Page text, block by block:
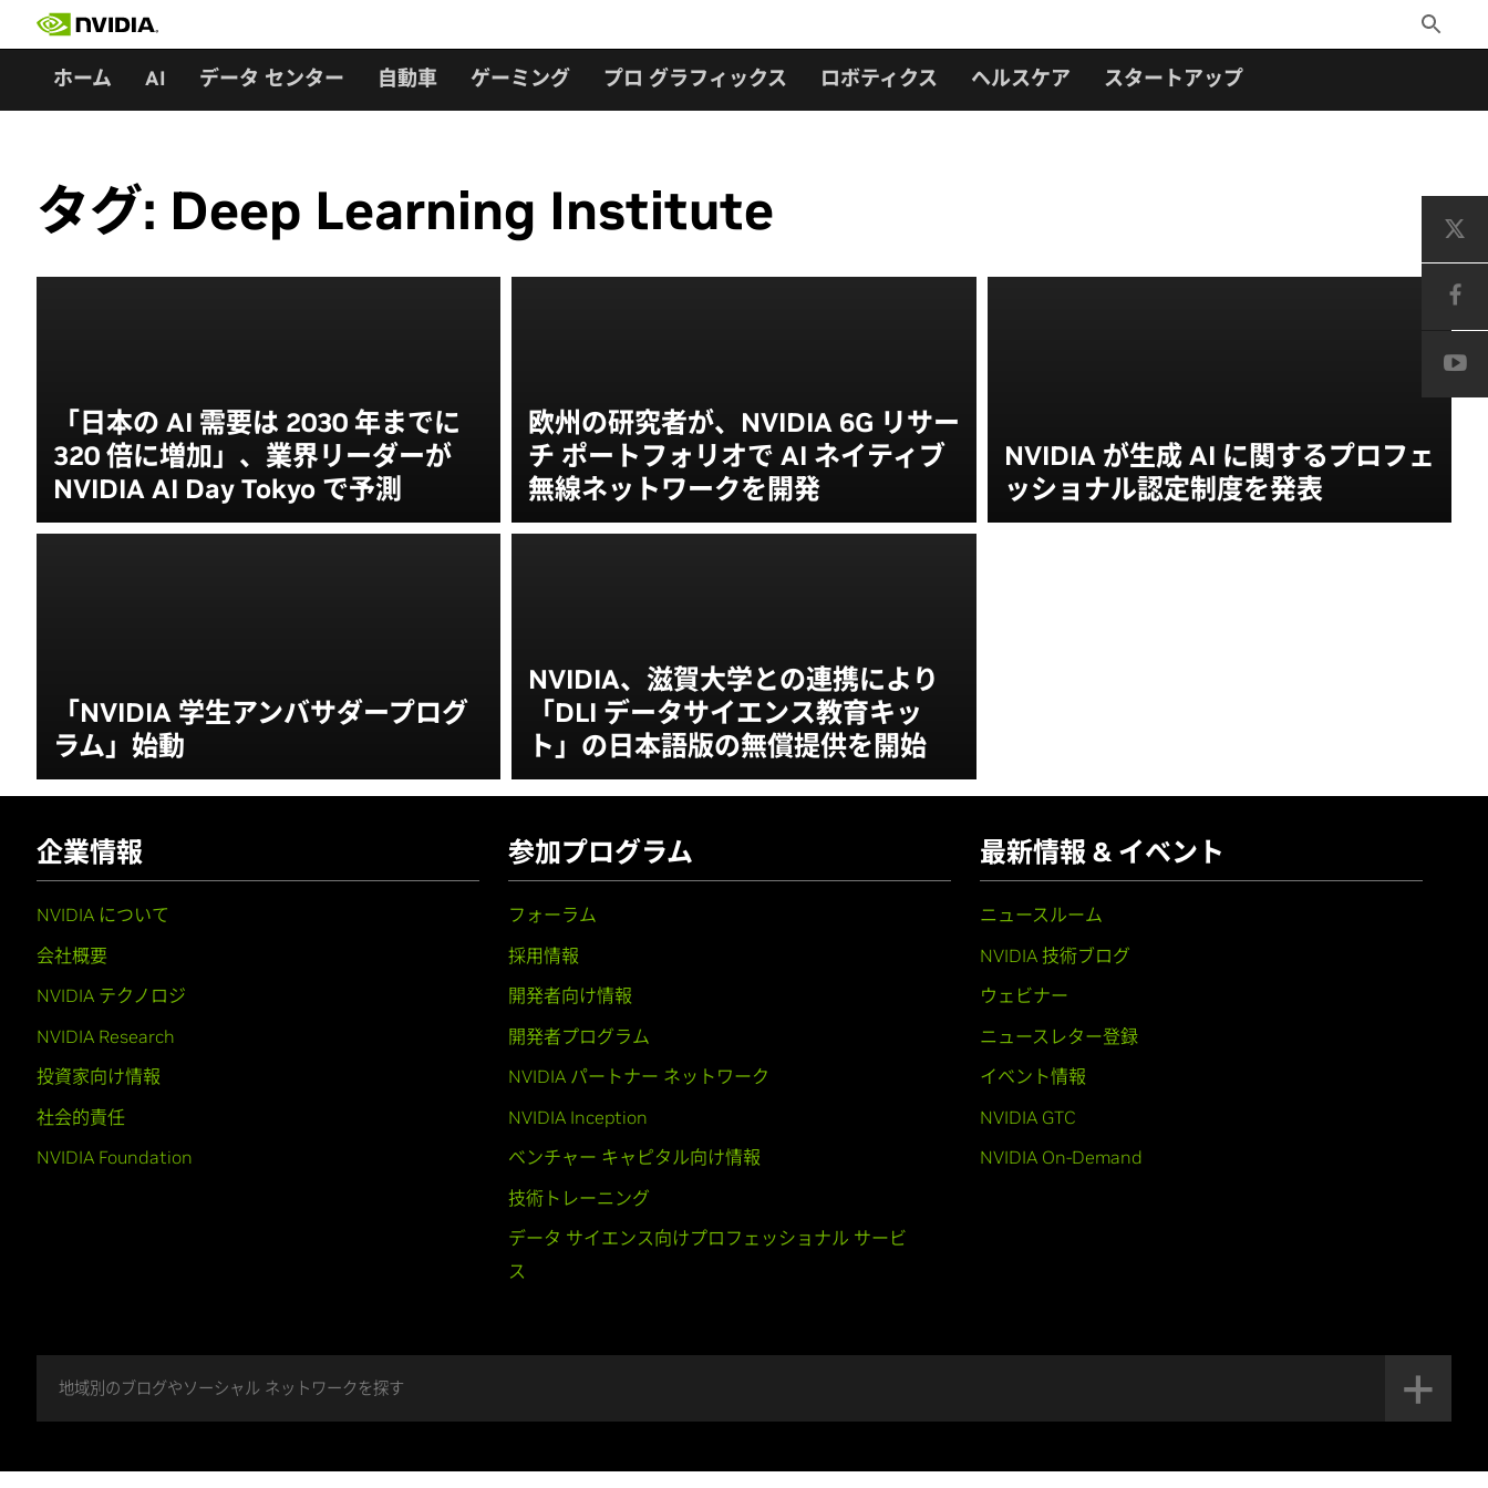
Toggle
Search
ホーム AI データ センター 自動車 ゲーミング プロ グラフィックス ロボティクス ヘルスケア スタートアップ
タグ: Deep Learning Institute
「日本の AI 需要は 2030 年までに
320 倍に増加」、業界リーダーが
NVIDIA AI Day Tokyo で予測
欧州の研究者が、NVIDIA 6G リサー
チ ポートフォリオで AI ネイティブ
無線ネットワークを開発
NVIDIA が生成 AI に関するプロフェ
ッショナル認定制度を発表
「NVIDIA 学生アンバサダープログ
ラム」始動
NVIDIA、滋賀大学との連携により
「DLI データサイエンス教育キッ
ト」の日本語版の無償提供を開始
企業情報
NVIDIA について
会社概要
NVIDIA テクノロジ
NVIDIA Research
投資家向け情報
社会的責任
NVIDIA Foundation
参加プログラム
フォーラム
採用情報
開発者向け情報
開発者プログラム
NVIDIA パートナー ネットワーク
NVIDIA Inception
ベンチャー キャピタル向け情報
技術トレーニング
データ サイエンス向けプロフェッショナル サービ
ス
最新情報 & イベント
ニュースルーム
NVIDIA 技術ブログ
ウェビナー
ニュースレター登録
イベント情報
NVIDIA GTC
NVIDIA On-Demand
地域別のブログやソーシャル ネットワークを探す